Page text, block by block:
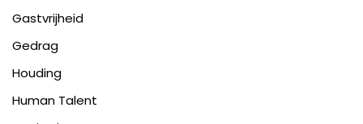
Gastvrijheid
Gedrag
Houding
Human Talent